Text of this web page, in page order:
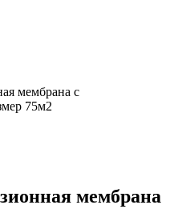
мембрана с
75м2
мембрана